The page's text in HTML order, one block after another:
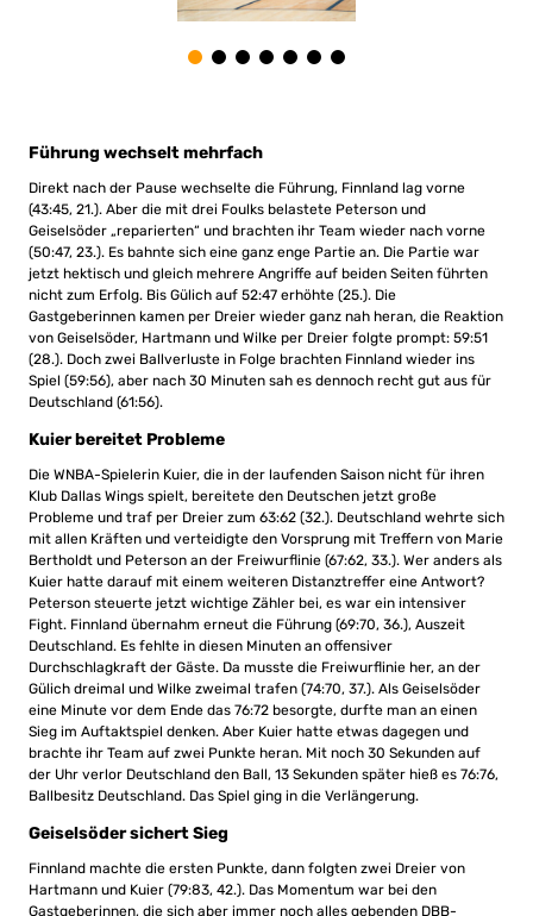
Führung wechselt mehrfach
Direkt nach der Pause wechselte die Führung, Finnland lag vorne
(43:45, 21.). Aber die mit drei Foulks belastete Peterson und
Geiselsöder „reparierten“ und brachten ihr Team wieder nach vorne
(50:47, 23.). Es bahnte sich eine ganz enge Partie an. Die Partie war
jetzt hektisch und gleich mehrere Angriffe auf beiden Seiten führten
nicht zum Erfolg. Bis Gülich auf 52:47 erhöhte (25.). Die
Gastgeberinnen kamen per Dreier wieder ganz nah heran, die Reaktion
von Geiselsöder, Hartmann und Wilke per Dreier folgte prompt: 59:51
(28.). Doch zwei Ballverluste in Folge brachten Finnland wieder ins
Spiel (59:56), aber nach 30 Minuten sah es dennoch recht gut aus für
Deutschland (61:56).
Kuier bereitet Probleme
Die WNBA-Spielerin Kuier, die in der laufenden Saison nicht für ihren
Klub Dallas Wings spielt, bereitete den Deutschen jetzt große
Probleme und traf per Dreier zum 63:62 (32.). Deutschland wehrte sich
mit allen Kräften und verteidigte den Vorsprung mit Treffern von Marie
Bertholdt und Peterson an der Freiwurflinie (67:62, 33.). Wer anders als
Kuier hatte darauf mit einem weiteren Distanztreffer eine Antwort?
Peterson steuerte jetzt wichtige Zähler bei, es war ein intensiver
Fight. Finnland übernahm erneut die Führung (69:70, 36.), Auszeit
Deutschland. Es fehlte in diesen Minuten an offensiver
Durchschlagkraft der Gäste. Da musste die Freiwurflinie her, an der
Gülich dreimal und Wilke zweimal trafen (74:70, 37.). Als Geiselsöder
eine Minute vor dem Ende das 76:72 besorgte, durfte man an einen
Sieg im Auftaktspiel denken. Aber Kuier hatte etwas dagegen und
brachte ihr Team auf zwei Punkte heran. Mit noch 30 Sekunden auf
der Uhr verlor Deutschland den Ball, 13 Sekunden später hieß es 76:76,
Ballbesitz Deutschland. Das Spiel ging in die Verlängerung.
Geiselsöder sichert Sieg
Finnland machte die ersten Punkte, dann folgten zwei Dreier von
Hartmann und Kuier (79:83, 42.). Das Momentum war bei den
Gastgeberinnen, die sich aber immer noch alles gebenden DBB-